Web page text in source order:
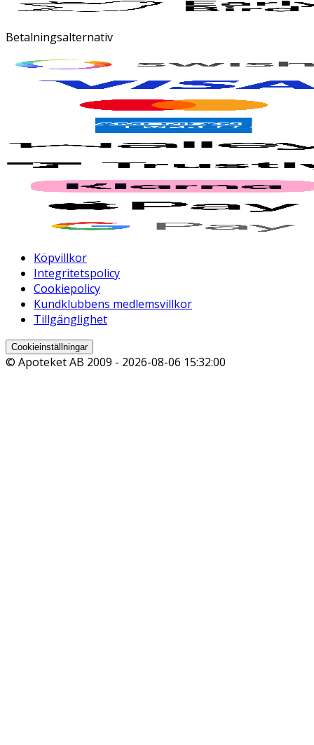
Betalningsalternativ
Köpvillkor
Integritetspolicy
Cookiepolicy
Kundklubbens medlemsvillkor
Tillgänglighet
Cookieinställningar
© Apoteket AB 2009 - 2026-08-06 15:32:00